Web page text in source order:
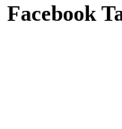
Facebook